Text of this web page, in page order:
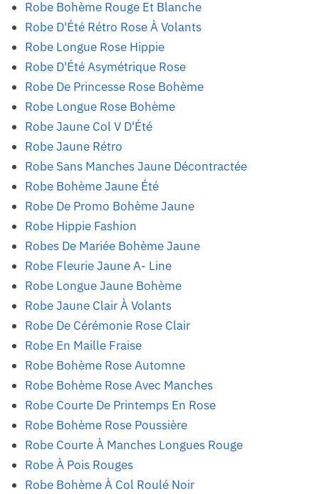
Robe Bohème Rouge Et Blanche
Robe D'Été Rétro Rose À Volants
Robe Longue Rose Hippie
Robe D'Été Asymétrique Rose
Robe De Princesse Rose Bohème
Robe Longue Rose Bohème
Robe Jaune Col V D'Été
Robe Jaune Rétro
Robe Sans Manches Jaune Décontractée
Robe Bohème Jaune Été
Robe De Promo Bohème Jaune
Robe Hippie Fashion
Robes De Mariée Bohème Jaune
Robe Fleurie Jaune A- Line
Robe Longue Jaune Bohème
Robe Jaune Clair À Volants
Robe De Cérémonie Rose Clair
Robe En Maille Fraise
Robe Bohème Rose Automne
Robe Bohème Rose Avec Manches
Robe Courte De Printemps En Rose
Robe Bohème Rose Poussière
Robe Courte À Manches Longues Rouge
Robe À Pois Rouges
Robe Bohème À Col Roulé Noir